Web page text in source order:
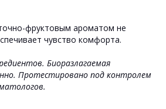
фруктовым ароматом не
чувство комфорта.
Биоразлагаемая
Протестировано под контролем